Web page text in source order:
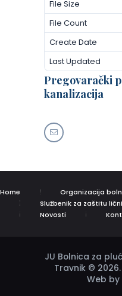
File Size
File Count
Create Date
Last Updated
Pregovarački
kanalizacija
Home Organizacija
Službenik za zaštitu
Novosti
JU Bolnica za
Travnik ©
Web by